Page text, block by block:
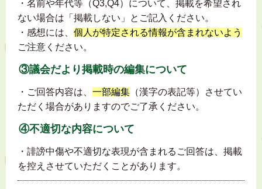
・名前や年代等（Q3,Q4）について、掲載を希望され
ない場合は「掲載しない」とご記入ください。
・感想には、 個人が特定される情報が含まれないよう
ご注意ください。
③議会だより掲載時の編集について
・ご回答内容は、 一部編集 （漢字の表記等）させてい
ただく場合がありますのでご了承ください。
④不適切な内容について
・誹謗中傷や不適切な表現が含まれるご回答は、掲載
を控えさせていただくことがあります。